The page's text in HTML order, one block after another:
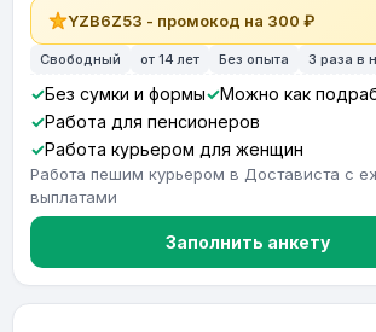
YZB6Z53 - промокод на 300 ₽
Свободный от 14 лет Без опыта 3 раза в
Без сумки и формы
Можно как
Работа для пенсионеров
Работа курьером для женщин
Работа пешим курьером в Достависта с
выплатами
Заполнить анкету